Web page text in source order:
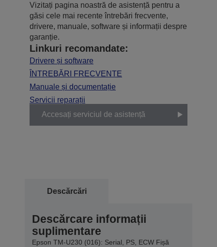
Vizitați pagina noastră de asistență pentru a
găsi cele mai recente întrebări frecvente,
drivere, manuale, software și informații despre
garanție.
Linkuri recomandate:
Drivere și software
ÎNTREBĂRI FRECVENTE
Manuale și documentație
Servicii reparații
Accesați serviciul de asistență
Descărcări
Descărcare informații
suplimentare
Epson TM-U230 (016): Serial, PS, ECW Fișă